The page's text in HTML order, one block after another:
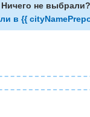
Ничего не выбрали?
в {{